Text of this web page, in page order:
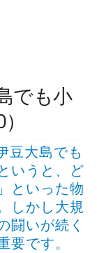
でも小
豆大島でも
いうと、ど
といった物
しかし大規
闘いが続く
です。